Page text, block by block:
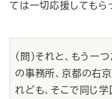
ては一切応援してもら
（問）それと、もう一
の事務所、京都の右
れども、そこで同じ